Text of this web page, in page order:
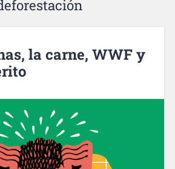
la carne, WWF y